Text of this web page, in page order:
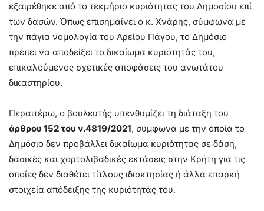
εξαιρέθηκε από το τεκμήριο κυριότητας του Δημοσίου επί
των δασών. Όπως επισημαίνει ο κ. Χνάρης, σύμφωνα με
την πάγια νομολογία του Αρείου Πάγου, το Δημόσιο
πρέπει να αποδείξει το δικαίωμα κυριότητάς του,
επικαλούμενος σχετικές αποφάσεις του ανωτάτου
δικαστηρίου.
Περαιτέρω, ο βουλευτής υπενθυμίζει τη διάταξη του
άρθρου 152 του ν.4819/2021, σύμφωνα με την οποία το
Δημόσιο δεν προβάλλει δικαίωμα κυριότητας σε δάση,
δασικές και χορτολιβαδικές εκτάσεις στην Κρήτη για τις
οποίες δεν διαθέτει τίτλους ιδιοκτησίας ή άλλα επαρκή
στοιχεία απόδειξης της κυριότητάς του.